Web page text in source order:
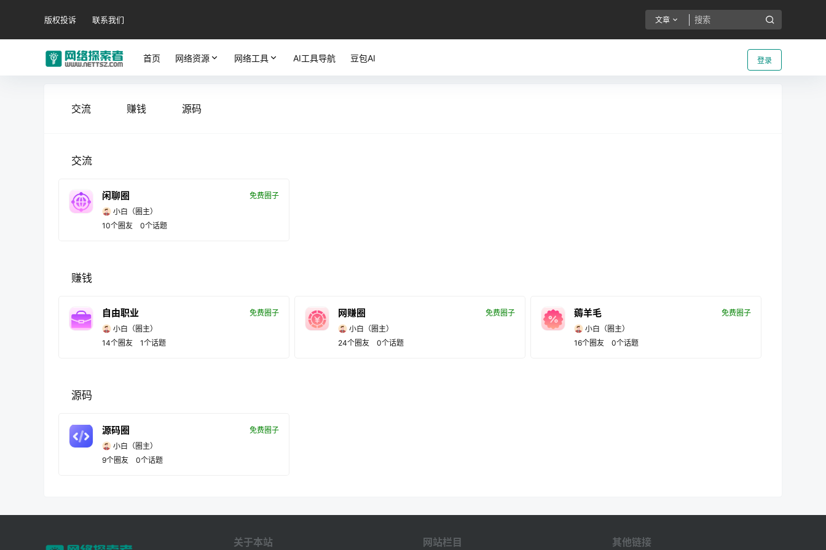
版权投诉 联系我们 文章
登录
首页 网络资源 网络工具 AI工具导航 豆包AI
交流 赚钱 源码
交流
闲聊圈
免费圈子
小白 （圈主）
10个圈友 0个话题
赚钱
自由职业
免费圈子
小白 （圈主）
14个圈友 1个话题
网赚圈
免费圈子
小白 （圈主）
24个圈友 0个话题
薅羊毛
免费圈子
小白 （圈主）
16个圈友 0个话题
源码
源码圈
免费圈子
小白 （圈主）
9个圈友 0个话题
关于本站 网站栏目 其他链接